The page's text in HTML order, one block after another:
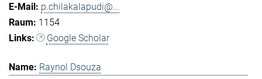
p.chilakalapudi@...
1154
Google Scholar
Raynol Dsouza